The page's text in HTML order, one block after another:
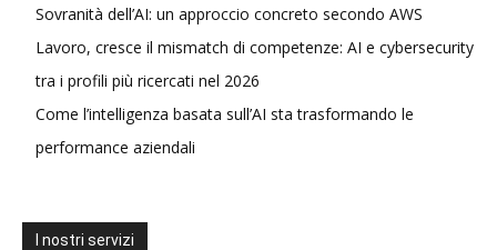
Sovranità dell’AI: un approccio concreto secondo AWS
Lavoro, cresce il mismatch di competenze: AI e cybersecurity
tra i profili più ricercati nel 2026
Come l’intelligenza basata sull’AI sta trasformando le
performance aziendali
I nostri servizi